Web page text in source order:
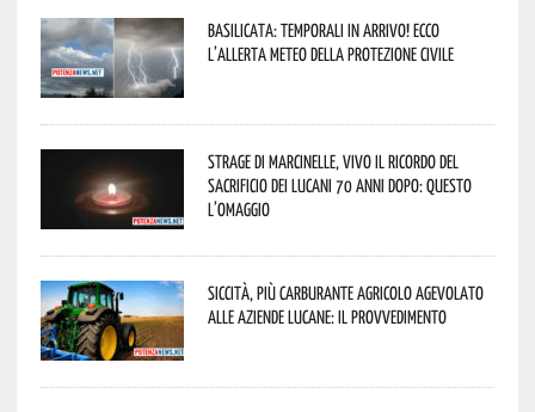
Basilicata: temporali in arrivo! Ecco
l’allerta meteo della Protezione civile
Strage di Marcinelle, vivo il ricordo del
sacrificio dei lucani 70 anni dopo: questo
l’omaggio
Siccità, più carburante agricolo agevolato
alle aziende lucane: il provvedimento